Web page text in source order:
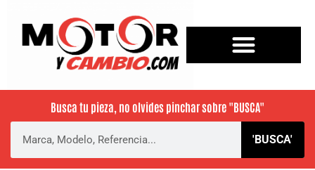
Busca tu pieza, no olvides pinchar sobre "BUSCA"
'BUSCA'